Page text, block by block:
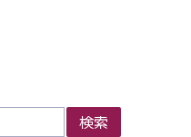
検索